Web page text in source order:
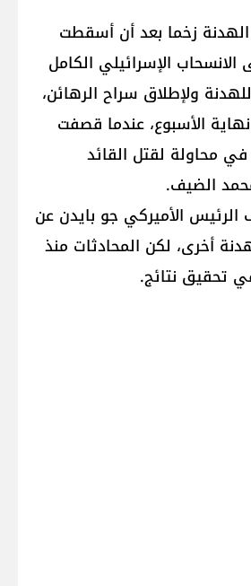
زخما بعد أن أسقطت
الإسرائيلي الكامل
ولإطلاق سراح الرهائن،
الأسبوع، عندما قصفت
محاولة لقتل القائد
الضيف.
كشف الرئيس الأميركي جو بايدن عن
أخرى، لكن المحادثات منذ
تحقيق نتائج.